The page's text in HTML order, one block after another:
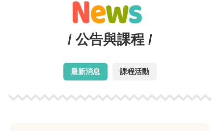
/ 公告與課程 /
最新消息 課程活動